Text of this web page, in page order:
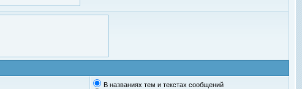
В названиях тем и текстах сообщений